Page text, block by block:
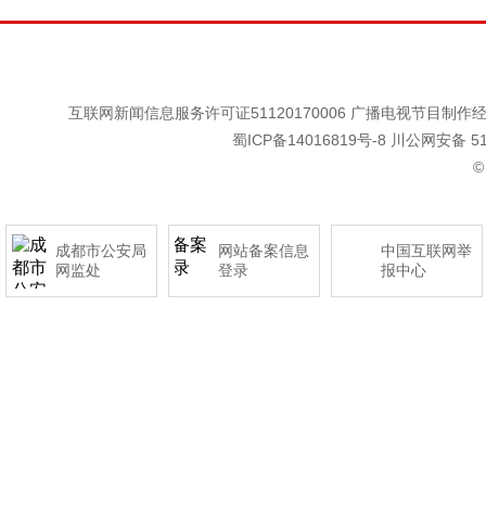
互联网新闻信息服务许可证51120170006 广播电视节目制作
蜀ICP备14016819号-8 川公网安备
©
成都市公安局
网监处
网站备案信息
登录
中国互联网举
报中心